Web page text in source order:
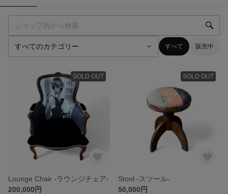
すべて 販売中
SOLD OUT
Lounge Chair -ラウンジチェア-
200,000円
SOLD OUT
Stool -スツール-
50,000円